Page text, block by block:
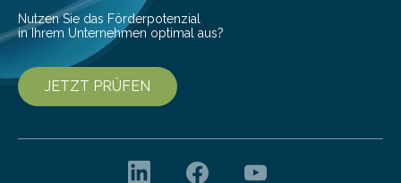
Forschungsprogramm „Datenrekonstruktion…
Nutzen Sie das Förderpotenzial
in Ihrem Unternehmen optimal aus?
JETZT PRÜFEN